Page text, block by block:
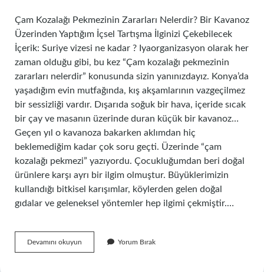
Çam Kozalağı Pekmezinin Zararları Nelerdir? Bir Kavanoz
Üzerinden Yaptığım İçsel Tartışma İlginizi Çekebilecek
İçerik: Suriye vizesi ne kadar ? Iyaorganizasyon olarak her
zaman olduğu gibi, bu kez “Çam kozalağı pekmezinin
zararları nelerdir” konusunda sizin yanınızdayız. Konya’da
yaşadığım evin mutfağında, kış akşamlarının vazgeçilmez
bir sessizliği vardır. Dışarıda soğuk bir hava, içeride sıcak
bir çay ve masanın üzerinde duran küçük bir kavanoz…
Geçen yıl o kavanoza bakarken aklımdan hiç
beklemediğim kadar çok soru geçti. Üzerinde “çam
kozalağı pekmezi” yazıyordu. Çocukluğumdan beri doğal
ürünlere karşı ayrı bir ilgim olmuştur. Büyüklerimizin
kullandığı bitkisel karışımlar, köylerden gelen doğal
gıdalar ve geleneksel yöntemler hep ilgimi çekmiştir.…
Devamını okuyun
kozalağı
Yorum Bırak